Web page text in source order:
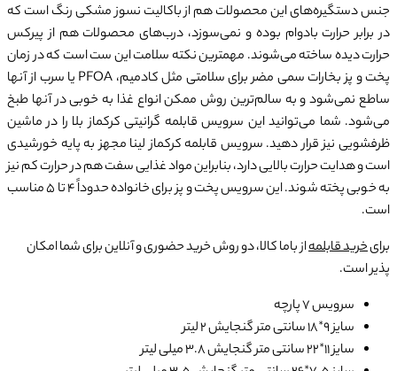
جنس دستگیره‌های این محصولات هم از باکالیت نسوز مشکی رنگ است که
در برابر حرارت بادوام بوده و نمی‌سوزد، درب‌های محصولات هم از پیرکس
حرارت دیده ساخته می‌شوند. مهمترین نکته سلامت این ست است که در زمان
پخت و پز بخارات سمی مضر برای سلامتی مثل کادمیم، PFOA یا سرب از آنها
ساطع نمی‌شود و به سالم‌ترین روش ممکن انواع غذا به خوبی در آنها طبخ
می‌شود. شما می‌توانید این سرویس قابلمه گرانیتی کرکماز بلا را در ماشین
ظرفشویی نیز قرار دهید. سرویس قابلمه کرکماز لینا مجهز به پایه خورشیدی
است و هدایت حرارت بالایی دارد، بنابراین مواد غذایی سفت هم در حرارت کم نیز
به خوبی پخته شوند. این سرویس پخت و پز برای خانواده حدوداً 4 تا 5 مناسب
است.
برایخرید قابلمهاز باما کالا، دو روش خرید حضوری و آنلاین برای شما امکان
پذیر است.
سرویس 7 پارچه
سایز 9*18 سانتی متر گنجایش 2 لیتر
سایز 11*22 سانتی متر گنجایش 3.8 میلی لیتر